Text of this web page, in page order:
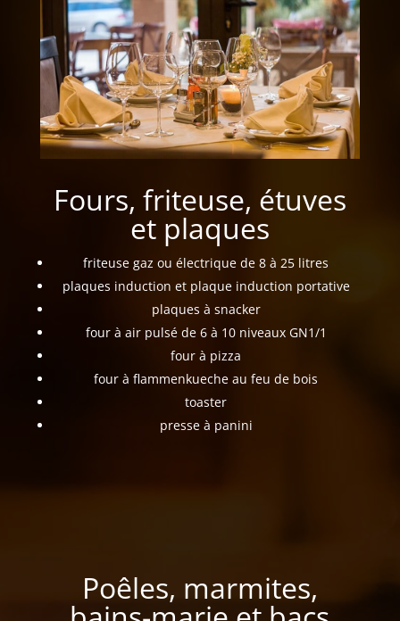
Fours, friteuse, étuves
et plaques
friteuse gaz ou électrique de 8 à 25 litres
plaques induction et plaque induction portative
plaques à snacker
four à air pulsé de 6 à 10 niveaux GN1/1
four à pizza
four à flammenkueche au feu de bois
toaster
presse à panini
Poêles, marmites,